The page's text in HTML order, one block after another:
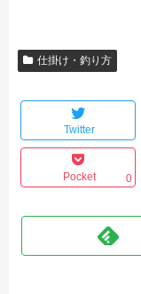
仕掛け・釣り方
Twitter
Pocket 0